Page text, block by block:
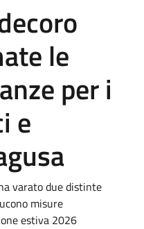
le
per i
e
varato due distinte
misure
estiva 2026